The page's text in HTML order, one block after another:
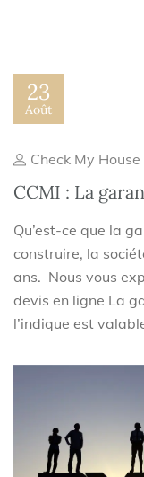
23
Août
Check My House
CCMI : La
Qu’est-ce que la
construire, la
ans. Nous vous
devis en ligne La
l’indique est